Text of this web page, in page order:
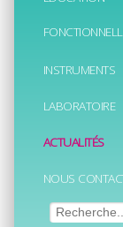
INSTRUMENTS
LABORATOIRE
ACTUALITÉS
NOUS